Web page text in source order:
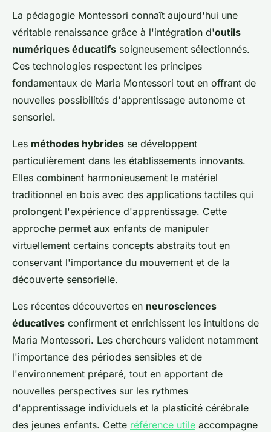
La pédagogie Montessori connaît aujourd'hui une
véritable renaissance grâce à l'intégration d'outils
numériques éducatifs soigneusement sélectionnés.
Ces technologies respectent les principes
fondamentaux de Maria Montessori tout en offrant de
nouvelles possibilités d'apprentissage autonome et
sensoriel.
Les méthodes hybrides se développent
particulièrement dans les établissements innovants.
Elles combinent harmonieusement le matériel
traditionnel en bois avec des applications tactiles qui
prolongent l'expérience d'apprentissage. Cette
approche permet aux enfants de manipuler
virtuellement certains concepts abstraits tout en
conservant l'importance du mouvement et de la
découverte sensorielle.
Les récentes découvertes en neurosciences
éducatives confirment et enrichissent les intuitions de
Maria Montessori. Les chercheurs valident notamment
l'importance des périodes sensibles et de
l'environnement préparé, tout en apportant de
nouvelles perspectives sur les rythmes
d'apprentissage individuels et la plasticité cérébrale
des jeunes enfants. Cette référence utile accompagne